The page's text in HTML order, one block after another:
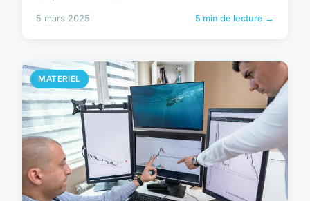
5 mars 2025 5 min de lecture →
MATERIEL